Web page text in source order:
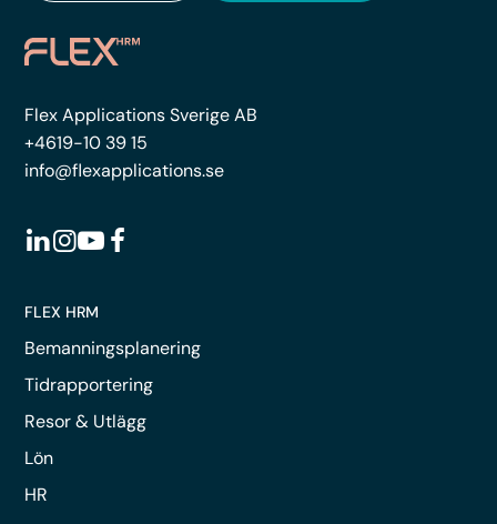
Flex Applications Sverige AB
+4619-10 39 15
info@flexapplications.se
FLEX HRM
Bemanningsplanering
Tidrapportering
Resor & Utlägg
Lön
HR